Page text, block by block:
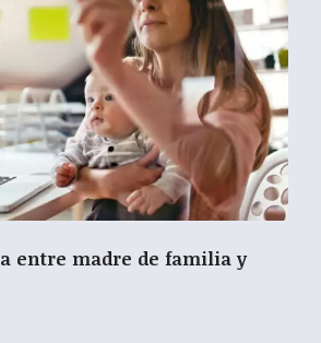
entre madre de familia y